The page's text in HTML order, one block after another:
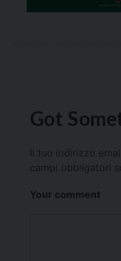
Got
Il tuo indirizzo
campi obbligatori
Your comment